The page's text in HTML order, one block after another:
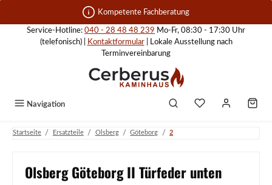
Zum Hauptinhalt springen Kompetente Fachberatung
Service-Hotline: 040 - 28 48 48 239 Mo-Fr, 08:30 - 17:30 Uhr
(telefonisch) |
Kontaktformular| Lokale Ausstellung nach
Terminvereinbarung
Navigation
Startseite / Ersatzteile / Olsberg / Göteborg / 2
Olsberg Göteborg II Türfeder unten